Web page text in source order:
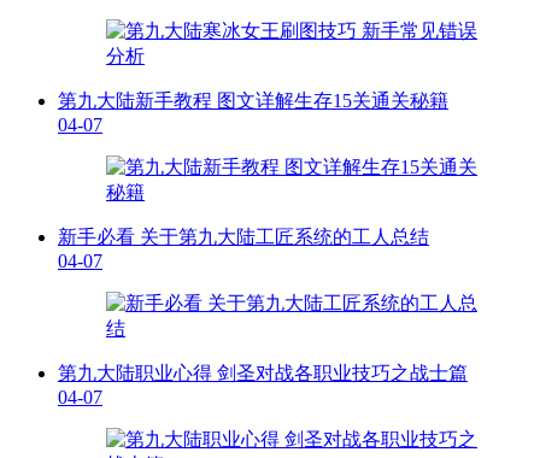
第九大陆新手教程 图文详解生存15关通关秘籍
04-07
新手必看 关于第九大陆工匠系统的工人总结
04-07
第九大陆职业心得 剑圣对战各职业技巧之战士篇
04-07